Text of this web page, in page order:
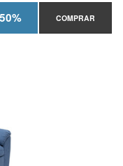
COMPRAR